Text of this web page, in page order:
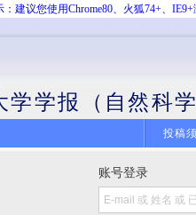
：建议您使用Chrome80、火狐74+、
学学报（自然科
投稿
账号登录